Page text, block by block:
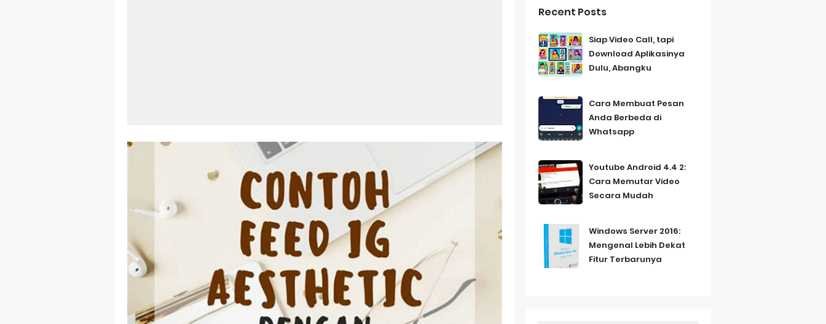
Aplikasi Laptop Windows 10: Solusi Terbaik Untuk Kebutuhan Komputasi Anda
Link Grup Wa Pemersatu Bangsa
Power Window Universal: Solusi Praktis Untuk Kendaraan Anda
Foto Grup Wa: Cara Mudah Membuat Dan Menyimpan Foto Grup Whatsapp
Cara Cek Aktivasi Windows 10
Cara Menghapus Panggilan Di Ig
Bitcoin Miner Android: Apa Itu Dan Bagaimana Cara Menggunakannya
Pp Wa Couple Pasangan: Cara Terbaik Untuk Menjaga Hubungan
Recent Posts
Siap Video Call, tapi
Download Aplikasinya
Dulu, Abangku
Cara Membuat Pesan
Anda Berbeda di
Whatsapp
Youtube Android 4.4 2:
Cara Memutar Video
Secara Mudah
Windows Server 2016:
Mengenal Lebih Dekat
Fitur Terbarunya